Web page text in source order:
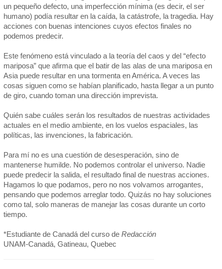
un pequeño defecto, una imperfección mínima (es decir, el ser
humano) podía resultar en la caída, la catástrofe, la tragedia. Hay
acciones con buenas intenciones cuyos efectos finales no
podemos predecir.
Este fenómeno está vinculado a la teoría del caos y del “efecto
mariposa” que afirma que el batir de las alas de una mariposa en
Asia puede resultar en una tormenta en América. A veces las
cosas siguen como se habían planificado, hasta llegar a un punto
de giro, cuando toman una dirección imprevista.
Quién sabe cuáles serán los resultados de nuestras actividades
actuales en el medio ambiente, en los vuelos espaciales, las
políticas, las invenciones, la fabricación.
Para mí no es una cuestión de desesperación, sino de
mantenerse humilde. No podemos controlar el universo. Nadie
puede predecir la salida, el resultado final de nuestras acciones.
Hagamos lo que podamos, pero no nos volvamos arrogantes,
pensando que podemos arreglar todo. Quizás no hay soluciones
como tal, solo maneras de manejar las cosas durante un corto
tiempo.
*Estudiante de Canadá del curso de Redacción
UNAM-Canadá, Gatineau, Quebec